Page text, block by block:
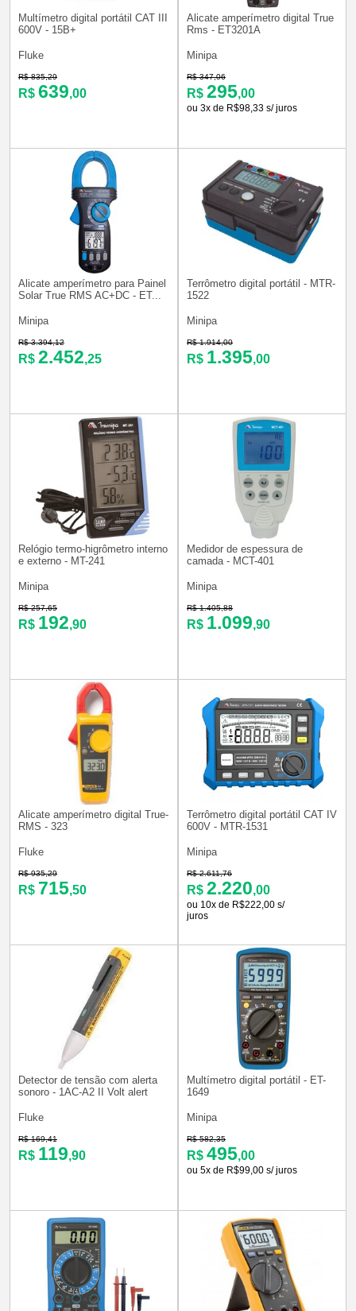
Multímetro digital portátil CAT III
600V - 15B+
Fluke
R$ 835,29
R$ 639,00
Alicate amperímetro digital True
Rms - ET3201A
Minipa
R$ 347,06
R$ 295,00
ou 3x de R$98,33 s/ juros
Alicate amperímetro para Painel
Solar True RMS AC+DC - ET...
Minipa
R$ 3.394,12
R$ 2.452,25
Terrômetro digital portátil - MTR-
1522
Minipa
R$ 1.914,00
R$ 1.395,00
Relógio termo-higrômetro interno
e externo - MT-241
Minipa
R$ 257,65
R$ 192,90
Medidor de espessura de
camada - MCT-401
Minipa
R$ 1.405,88
R$ 1.099,90
Alicate amperímetro digital True-
RMS - 323
Fluke
R$ 935,29
R$ 715,50
Terrômetro digital portátil CAT IV
600V - MTR-1531
Minipa
R$ 2.611,76
R$ 2.220,00
ou 10x de R$222,00 s/
juros
Detector de tensão com alerta
sonoro - 1AC-A2 II Volt alert
Fluke
R$ 169,41
R$ 119,90
Multímetro digital portátil - ET-
1649
Minipa
R$ 582,35
R$ 495,00
ou 5x de R$99,00 s/ juros